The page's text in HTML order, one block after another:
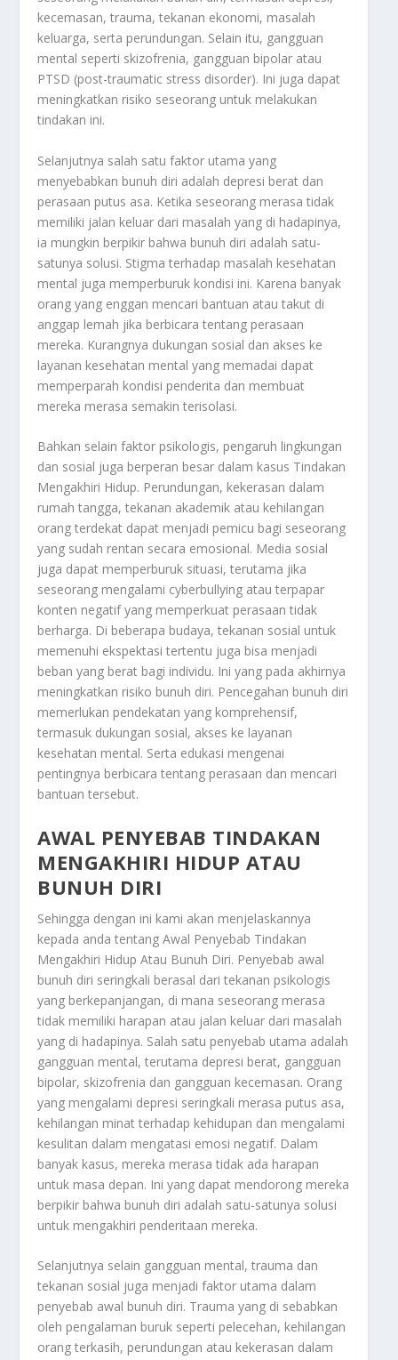
kecemasan, trauma, tekanan ekonomi, masalah
keluarga, serta perundungan. Selain itu, gangguan
mental seperti skizofrenia, gangguan bipolar atau
PTSD (post-traumatic stress disorder). Ini juga dapat
meningkatkan risiko seseorang untuk melakukan
tindakan ini.
Selanjutnya salah satu faktor utama yang
menyebabkan bunuh diri adalah depresi berat dan
perasaan putus asa. Ketika seseorang merasa tidak
memiliki jalan keluar dari masalah yang di hadapinya,
ia mungkin berpikir bahwa bunuh diri adalah satu-
satunya solusi. Stigma terhadap masalah kesehatan
mental juga memperburuk kondisi ini. Karena banyak
orang yang enggan mencari bantuan atau takut di
anggap lemah jika berbicara tentang perasaan
mereka. Kurangnya dukungan sosial dan akses ke
layanan kesehatan mental yang memadai dapat
memperparah kondisi penderita dan membuat
mereka merasa semakin terisolasi.
Bahkan selain faktor psikologis, pengaruh lingkungan
dan sosial juga berperan besar dalam kasus Tindakan
Mengakhiri Hidup. Perundungan, kekerasan dalam
rumah tangga, tekanan akademik atau kehilangan
orang terdekat dapat menjadi pemicu bagi seseorang
yang sudah rentan secara emosional. Media sosial
juga dapat memperburuk situasi, terutama jika
seseorang mengalami cyberbullying atau terpapar
konten negatif yang memperkuat perasaan tidak
berharga. Di beberapa budaya, tekanan sosial untuk
memenuhi ekspektasi tertentu juga bisa menjadi
beban yang berat bagi individu. Ini yang pada akhirnya
meningkatkan risiko bunuh diri. Pencegahan bunuh diri
memerlukan pendekatan yang komprehensif,
termasuk dukungan sosial, akses ke layanan
kesehatan mental. Serta edukasi mengenai
pentingnya berbicara tentang perasaan dan mencari
bantuan tersebut.
AWAL PENYEBAB TINDAKAN
MENGAKHIRI HIDUP ATAU
BUNUH DIRI
Sehingga dengan ini kami akan menjelaskannya
kepada anda tentangAwal Penyebab Tindakan
Mengakhiri Hidup Atau Bunuh Diri. Penyebab awal
bunuh diri seringkali berasal dari tekanan psikologis
yang berkepanjangan, di mana seseorang merasa
tidak memiliki harapan atau jalan keluar dari masalah
yang di hadapinya. Salah satu penyebab utama adalah
gangguan mental, terutama depresi berat, gangguan
bipolar, skizofrenia dan gangguan kecemasan. Orang
yang mengalami depresi seringkali merasa putus asa,
kehilangan minat terhadap kehidupan dan mengalami
kesulitan dalam mengatasi emosi negatif. Dalam
banyak kasus, mereka merasa tidak ada harapan
untuk masa depan. Ini yang dapat mendorong mereka
berpikir bahwa bunuh diri adalah satu-satunya solusi
untuk mengakhiri penderitaan mereka.
Selanjutnya selain gangguan mental, trauma dan
tekanan sosial juga menjadi faktor utama dalam
penyebab awal bunuh diri. Trauma yang di sebabkan
oleh pengalaman buruk seperti pelecehan, kehilangan
orang terkasih, perundungan atau kekerasan dalam